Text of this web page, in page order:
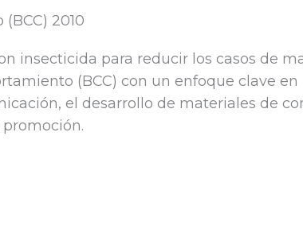
2010
insecticida para reducir los casos de
(BCC) con un enfoque clave
el desarrollo de materiales de